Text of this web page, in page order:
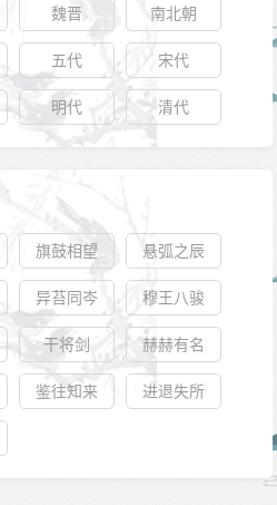
魏晋 南北朝
五代 宋代
明代 清代
旗鼓相望 悬弧之辰
异苔同岑 穆王八骏
干将剑 赫赫有名
鉴往知来 进退失所